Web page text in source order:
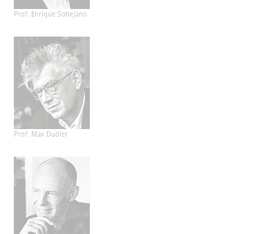
Prof. Enrique Sobejano
Prof. Max Dudler